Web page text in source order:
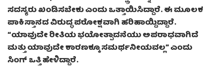
ಸದಸ್ಯರು ಖಂಡಿಸಬೇಕು ಎಂದು ಒತ್ತಾಯಿಸಿದ್ದಾರೆ. ಈ ಮೂಲಕ
ಪಾಕಿಸ್ತಾನದ ವಿರುದ್ಧ ಪರೋಕ್ಷವಾಗಿ ಹರಿಹಾಯ್ದಿದ್ದಾರೆ.
“ಯಾವುದೇ ರೀತಿಯ ಭಯೋತ್ಪಾದನೆಯು ಅಪರಾಧವಾಗಿದೆ
ಮತ್ತು ಯಾವುದೇ ಕಾರಣಕ್ಕೂ ಸಮರ್ಥನೀಯವಲ್ಲ” ಎಂದು
ಸಿಂಗ್ ಒತ್ತಿ ಹೇಳಿದ್ದಾರೆ.